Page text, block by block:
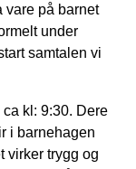
vare på barnet
under
samtalen vi
kl: 9:30. Dere
i barnehagen
virker trygg og